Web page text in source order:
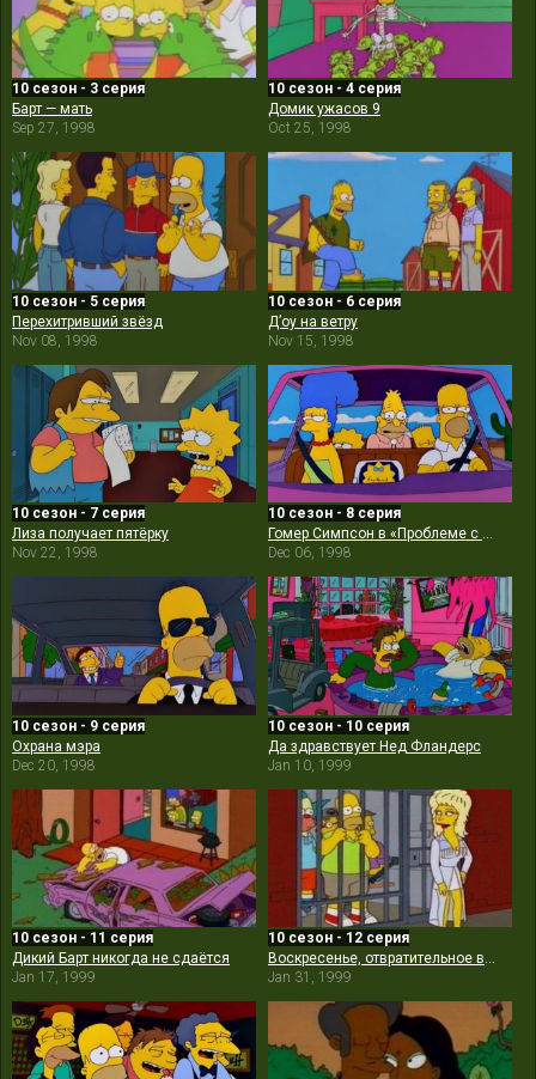
10 сезон - 3 серия
Барт — мать
Sep 27, 1998
10 сезон - 4 серия
Домик ужасов 9
Oct 25, 1998
10 сезон - 5 серия
Перехитривший звёзд
Nov 08, 1998
10 сезон - 6 серия
Д’оу на ветру
Nov 15, 1998
10 сезон - 7 серия
Лиза получает пятёрку
Nov 22, 1998
10 сезон - 8 серия
Гомер Симпсон в «Проблеме с почкой»
Dec 06, 1998
10 сезон - 9 серия
Охрана мэра
Dec 20, 1998
10 сезон - 10 серия
Да здравствует Нед Фландерс
Jan 10, 1999
10 сезон - 11 серия
Дикий Барт никогда не сдаётся
Jan 17, 1999
10 сезон - 12 серия
Воскресенье, отвратительное воскресенье
Jan 31, 1999